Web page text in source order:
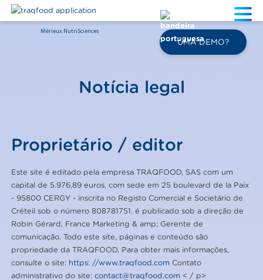
Mérieux NutriSciences
PT
UMA DEMO?
Notícia legal
Proprietário / editor
Este site é editado pela empresa TRAQFOOD, SAS com um
capital de 5.976,89 euros, com sede em 25 boulevard de la Paix
- 95800 CERGY - inscrita no Registo Comercial e Societário de
Créteil sob o número 808781751. é publicado sob a direção de
Robin Gérard, France Marketing & amp; Gerente de
comunicação. Todo este site, páginas e conteúdo são
propriedade da TRAQFOOD. Para obter mais informações,
consulte o site: https: //www.traqfood.com Contato
administrativo do site:contact@traqfood.com < / p>